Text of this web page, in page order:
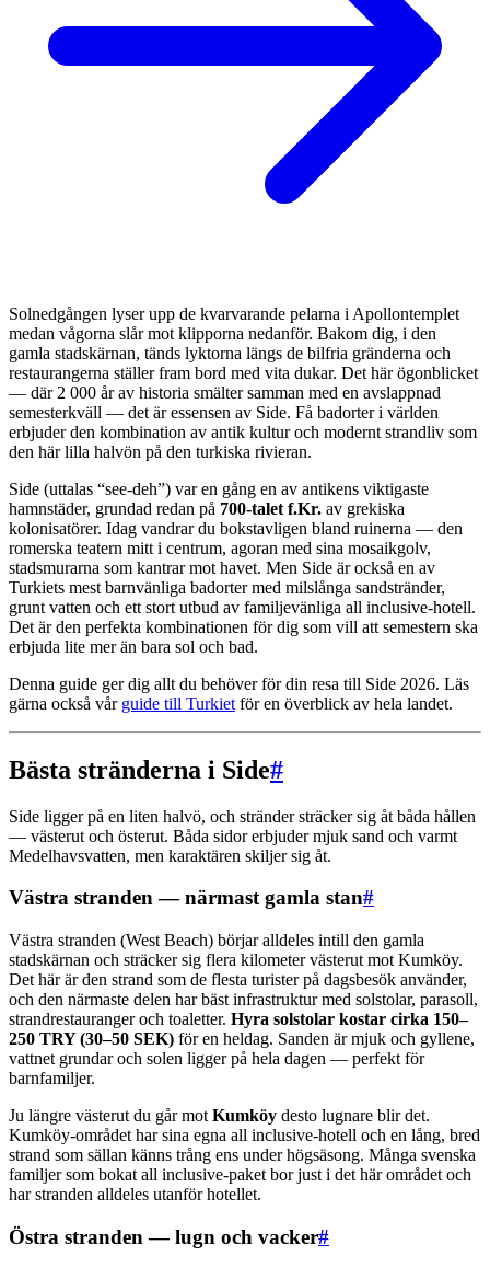
Solnedgången lyser upp de kvarvarande pelarna i Apollontemplet
medan vågorna slår mot klipporna nedanför. Bakom dig, i den
gamla stadskärnan, tänds lyktorna längs de bilfria gränderna och
restaurangerna ställer fram bord med vita dukar. Det här ögonblicket
— där 2 000 år av historia smälter samman med en avslappnad
semesterkväll — det är essensen av Side. Få badorter i världen
erbjuder den kombination av antik kultur och modernt strandliv som
den här lilla halvön på den turkiska rivieran.
Side (uttalas “see-deh”) var en gång en av antikens viktigaste
hamnstäder, grundad redan på 700-talet f.Kr. av grekiska
kolonisatörer. Idag vandrar du bokstavligen bland ruinerna — den
romerska teatern mitt i centrum, agoran med sina mosaikgolv,
stadsmurarna som kantrar mot havet. Men Side är också en av
Turkiets mest barnvänliga badorter med milslånga sandstränder,
grunt vatten och ett stort utbud av familjevänliga all inclusive-hotell.
Det är den perfekta kombinationen för dig som vill att semestern ska
erbjuda lite mer än bara sol och bad.
Denna guide ger dig allt du behöver för din resa till Side 2026. Läs
gärna också vår guide till Turkiet för en överblick av hela landet.
Bästa stränderna i Side#
Side ligger på en liten halvö, och stränder sträcker sig åt båda hållen
— västerut och österut. Båda sidor erbjuder mjuk sand och varmt
Medelhavsvatten, men karaktären skiljer sig åt.
Västra stranden — närmast gamla stan#
Västra stranden (West Beach) börjar alldeles intill den gamla
stadskärnan och sträcker sig flera kilometer västerut mot Kumköy.
Det här är den strand som de flesta turister på dagsbesök använder,
och den närmaste delen har bäst infrastruktur med solstolar, parasoll,
strandrestauranger och toaletter. Hyra solstolar kostar cirka 150–
250 TRY (30–50 SEK) för en heldag. Sanden är mjuk och gyllene,
vattnet grundar och solen ligger på hela dagen — perfekt för
barnfamiljer.
Ju längre västerut du går mot Kumköy desto lugnare blir det.
Kumköy-området har sina egna all inclusive-hotell och en lång, bred
strand som sällan känns trång ens under högsäsong. Många svenska
familjer som bokat all inclusive-paket bor just i det här området och
har stranden alldeles utanför hotellet.
Östra stranden — lugn och vacker#